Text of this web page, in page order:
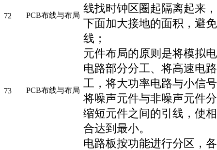
72 PCB布线与布局
线找时钟区圈起隔离起来
下面加大接地的面积，避
线；
73 PCB布线与布局
元件布局的原则是将模拟
电路部分分工、将高速电
工，将大功率电路与小信
将噪声元件与非噪声元件
缩短元件之间的引线，使
合达到最小。
电路板按功能进行分区，